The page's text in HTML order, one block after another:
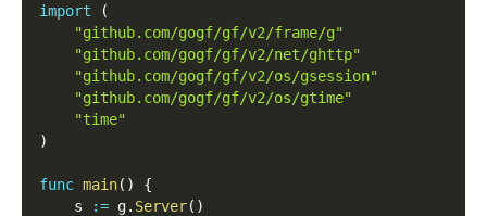
import
(
"github.com/gogf/gf/v2/frame/g"
"github.com/gogf/gf/v2/net/ghttp"
"github.com/gogf/gf/v2/os/gsession"
"github.com/gogf/gf/v2/os/gtime"
"time"
)
func main( )
{
    s
:= g. Server( )